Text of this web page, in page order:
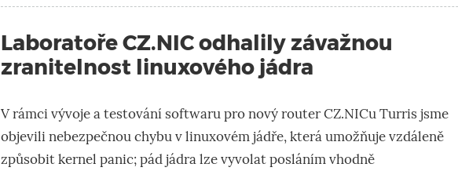
Laboratoře CZ.NIC odhalily závažnou
zranitelnost linuxového jádra
V rámci vývoje a testování softwaru pro nový router CZ.NICu Turris jsme
objevili nebezpečnou chybu v linuxovém jádře, která umožňuje vzdáleně
způsobit kernel panic; pád jádra lze vyvolat posláním vhodně